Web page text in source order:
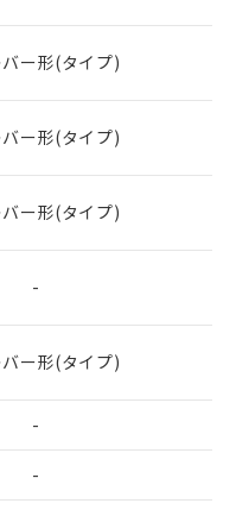
ー形(タイプ)
ー形(タイプ)
ー形(タイプ)
-
ー形(タイプ)
-
-
いが在庫あり
在庫状況につ
お取引先、ま
オムロン制御
販売員にご確
標準価格はお客
お客様担当のオ
・当社販売員に
店や当社販売拠
ク
」をご確認
格結果を当社の
に漏洩または開
ます。
れている必要が
ト上で当社にご
について、当社
者が、当社の製
お客様との取
で利用すること